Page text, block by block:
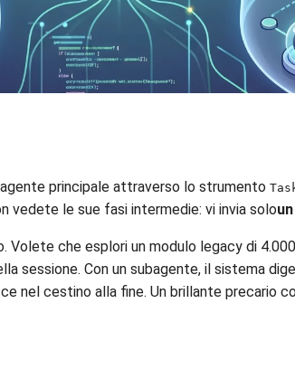
principale attraverso lo strumento
vedete le sue fasi intermedie: vi invia solo
che esplori un modulo legacy di
sessione. Con un subagente, il sistema
nel cestino alla fine. Un brillante precario